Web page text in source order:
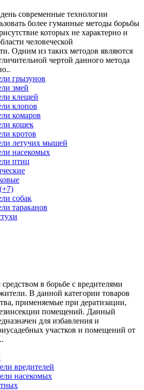
современные технологии
более гуманные методы борьбы
которых не характерно и
человеческой
Одним из таких методов являются
чертой данного метода
грызунов
змей
клещей
клопов
комаров
кошек
кротов
летучих мышей
насекомых
птиц
собак
тараканов
в борьбе с вредителями
В данной категории товаров
применяемые при дератизации,
помещений. Данный
для избавления и
участков и помещений от
вредителей
насекомых